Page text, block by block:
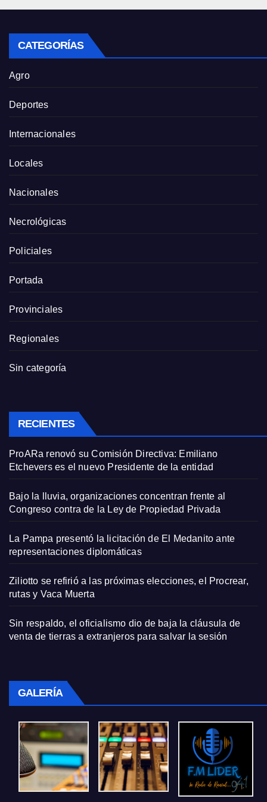
CATEGORÍAS
Agro
Deportes
Internacionales
Locales
Nacionales
Necrológicas
Policiales
Portada
Provinciales
Regionales
Sin categoría
RECIENTES
ProARa renovó su Comisión Directiva: Emiliano
Etchevers es el nuevo Presidente de la entidad
Bajo la lluvia, organizaciones concentran frente al
Congreso contra de la Ley de Propiedad Privada
La Pampa presentó la licitación de El Medanito ante
representaciones diplomáticas
Ziliotto se refirió a las próximas elecciones, el Procrear,
rutas y Vaca Muerta
Sin respaldo, el oficialismo dio de baja la cláusula de
venta de tierras a extranjeros para salvar la sesión
GALERÍA